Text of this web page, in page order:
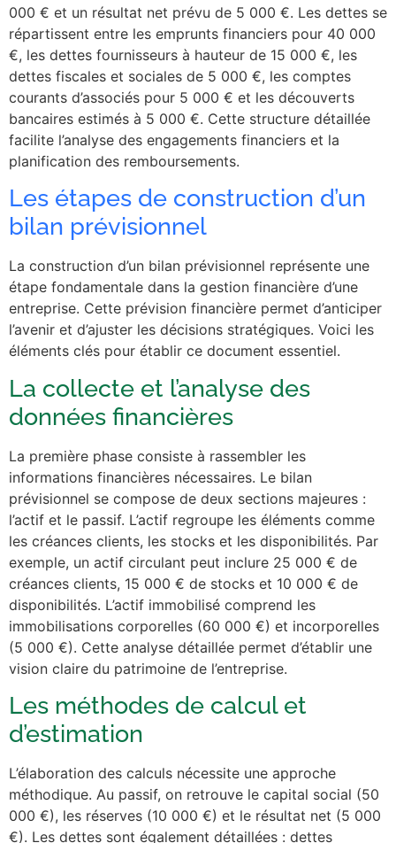
000 € et un résultat net prévu de 5 000 €. Les dettes se
répartissent entre les emprunts financiers pour 40 000
€, les dettes fournisseurs à hauteur de 15 000 €, les
dettes fiscales et sociales de 5 000 €, les comptes
courants d’associés pour 5 000 € et les découverts
bancaires estimés à 5 000 €. Cette structure détaillée
facilite l’analyse des engagements financiers et la
planification des remboursements.
Les étapes de construction d’un
bilan prévisionnel
La construction d’un bilan prévisionnel représente une
étape fondamentale dans la gestion financière d’une
entreprise. Cette prévision financière permet d’anticiper
l’avenir et d’ajuster les décisions stratégiques. Voici les
éléments clés pour établir ce document essentiel.
La collecte et l’analyse des
données financières
La première phase consiste à rassembler les
informations financières nécessaires. Le bilan
prévisionnel se compose de deux sections majeures :
l’actif et le passif. L’actif regroupe les éléments comme
les créances clients, les stocks et les disponibilités. Par
exemple, un actif circulant peut inclure 25 000 € de
créances clients, 15 000 € de stocks et 10 000 € de
disponibilités. L’actif immobilisé comprend les
immobilisations corporelles (60 000 €) et incorporelles
(5 000 €). Cette analyse détaillée permet d’établir une
vision claire du patrimoine de l’entreprise.
Les méthodes de calcul et
d’estimation
L’élaboration des calculs nécessite une approche
méthodique. Au passif, on retrouve le capital social (50
000 €), les réserves (10 000 €) et le résultat net (5 000
€). Les dettes sont également détaillées : dettes